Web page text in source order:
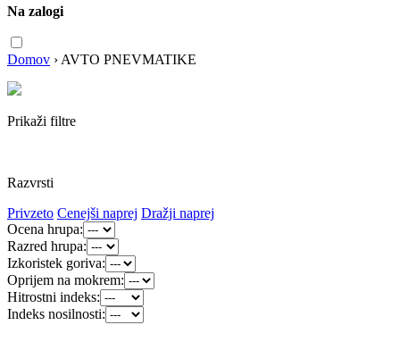
Na zalogi
Domov › AVTO PNEVMATIKE
Prikaži filtre
Razvrsti
Privzeto Cenejši naprej Dražji naprej
Ocena hrupa:
Razred hrupa:
Izkoristek goriva:
Oprijem na mokrem:
Hitrostni indeks:
Indeks nosilnosti: